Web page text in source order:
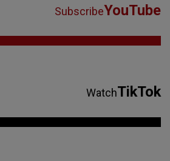
SubscribeYouTube
WatchTikTok